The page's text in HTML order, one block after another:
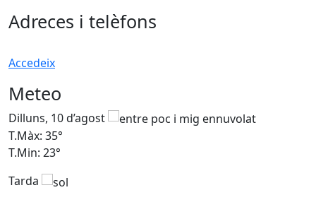
Adreces i telèfons
Accedeix
Meteo
Dilluns, 10 d’agost
T.Màx: 35°
T.Min: 23°
Tarda